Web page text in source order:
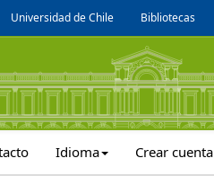
Universidad de Chile Bibliotecas
Idioma Crear cuenta